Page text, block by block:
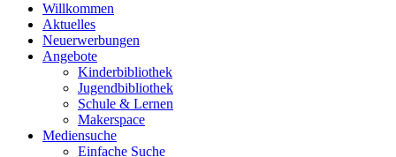
Willkommen
Aktuelles
Neuerwerbungen
Angebote
Kinderbibliothek
Jugendbibliothek
Schule & Lernen
Makerspace
Mediensuche
Einfache Suche